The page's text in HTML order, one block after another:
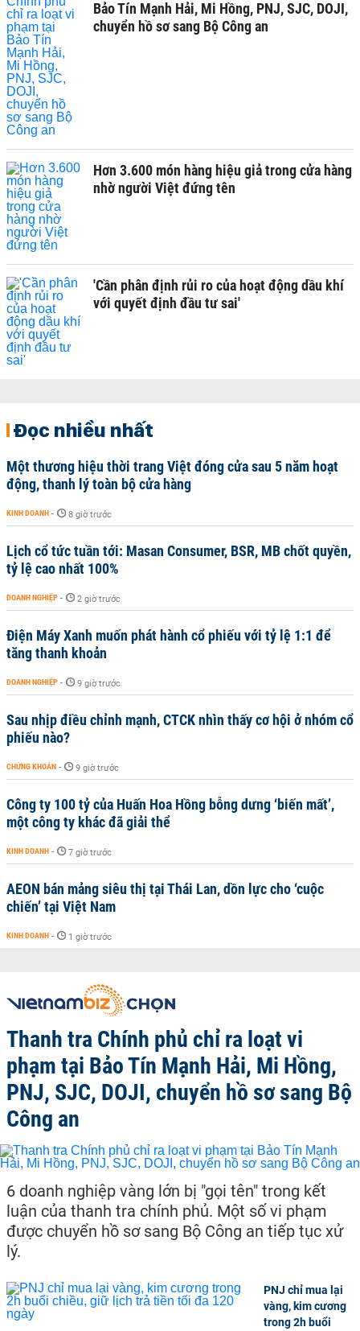
Bảo Tín Mạnh Hải, Mi Hồng, PNJ, SJC, DOJI,
chuyển hồ sơ sang Bộ Công an
Hơn 3.600 món hàng hiệu giả trong cửa hàng
nhờ người Việt đứng tên
'Cần phân định rủi ro của hoạt động dầu khí
với quyết định đầu tư sai'
Đọc nhiều nhất
Một thương hiệu thời trang Việt đóng cửa sau 5 năm hoạt
động, thanh lý toàn bộ cửa hàng
KINH DOANH - 8 giờ trước
Lịch cổ tức tuần tới: Masan Consumer, BSR, MB chốt quyền,
tỷ lệ cao nhất 100%
DOANH NGHIỆP - 2 giờ trước
Điện Máy Xanh muốn phát hành cổ phiếu với tỷ lệ 1:1 để
tăng thanh khoản
DOANH NGHIỆP - 9 giờ trước
Sau nhịp điều chỉnh mạnh, CTCK nhìn thấy cơ hội ở nhóm cổ
phiếu nào?
CHỨNG KHOÁN - 9 giờ trước
Công ty 100 tỷ của Huấn Hoa Hồng bỗng dưng ‘biến mất’,
một công ty khác đã giải thể
KINH DOANH - 7 giờ trước
AEON bán mảng siêu thị tại Thái Lan, dồn lực cho ‘cuộc
chiến’ tại Việt Nam
KINH DOANH - 1 giờ trước
Thanh tra Chính phủ chỉ ra loạt vi
phạm tại Bảo Tín Mạnh Hải, Mi Hồng,
PNJ, SJC, DOJI, chuyển hồ sơ sang Bộ
Công an
6 doanh nghiệp vàng lớn bị "gọi tên" trong kết
luận của thanh tra chính phủ. Một số vi phạm
được chuyển hồ sơ sang Bộ Công an tiếp tục xử
lý.
PNJ chỉ mua lại
vàng, kim cương
trong 2h buổi